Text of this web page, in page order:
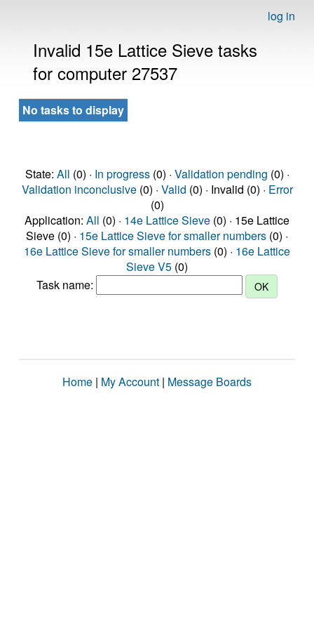
log in
Invalid 15e Lattice Sieve tasks
for computer 27537
No tasks to display
State: All (0) · In progress(0) · Validation pending (0) ·
Validation inconclusive(0) · Valid (0) · Invalid (0) · Error
(0)
Application: All (0) · 14e Lattice Sieve (0) · 15e Lattice
Sieve (0) · 15e Lattice Sieve for smaller numbers (0) ·
16e Lattice Sieve for smaller numbers (0) · 16e Lattice
Sieve V5 (0)
Task name:
Home | My Account | Message Boards